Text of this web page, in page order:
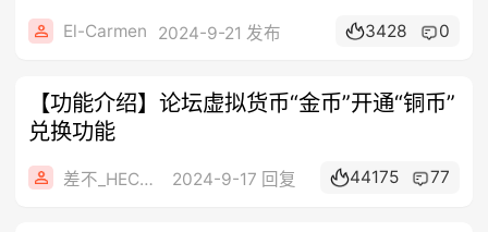
El-Carmen 2024-9-21 发布 3428 0
【功能介绍】论坛虚拟货币“金币”开通“铜币”
兑换功能
差不_HECOF 2024-9-17 回复 44175 77